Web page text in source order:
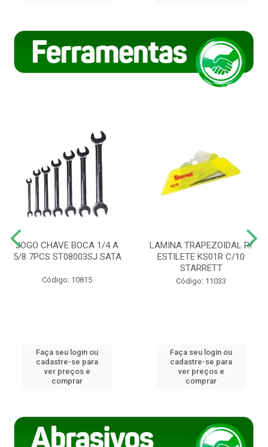
JOGO CHAVE BOCA 1/4 A
5/8 7PCS ST08003SJ SATA
Código: 10815
Faça seu login ou
cadastre-se para
ver preços e
comprar
LAMINA TRAPEZOIDAL P/
ESTILETE KS01R C/10
STARRETT
Código: 11033
Faça seu login ou
cadastre-se para
ver preços e
comprar